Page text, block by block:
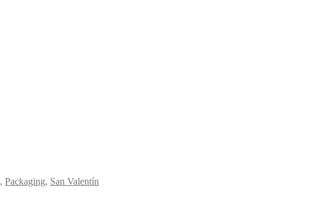
, Packaging, San Valentín